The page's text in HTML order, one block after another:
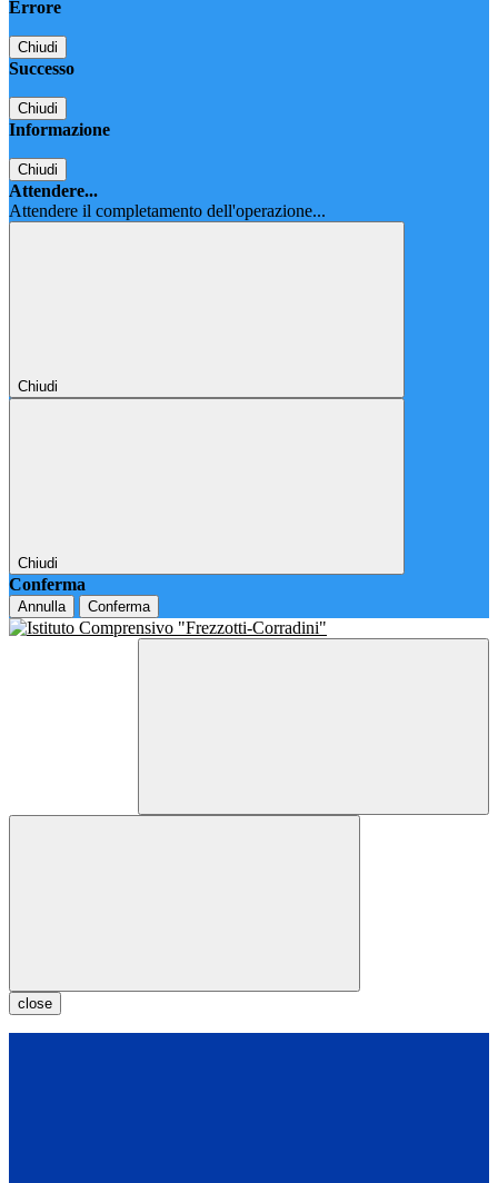
Errore
Chiudi
Successo
Chiudi
Informazione
Chiudi
Attendere...
Attendere il completamento dell'operazione...
Chiudi
Chiudi
Conferma
Annulla Conferma
close